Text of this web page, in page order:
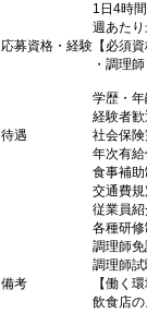
1日4時
週あた
応募資格・経験 【必須資
・調理師
学歴・
経験者歓
待遇
社会保
年次有給
食事補助
交通費規
従業員
各種研
調理師免
調理師試
備考
【働く
飲食店